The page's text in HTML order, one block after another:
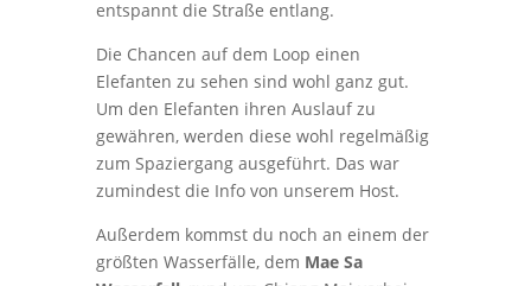
entspannt die Straße entlang.
Die Chancen auf dem Loop einen
Elefanten zu sehen sind wohl ganz gut.
Um den Elefanten ihren Auslauf zu
gewähren, werden diese wohl regelmäßig
zum Spaziergang ausgeführt. Das war
zumindest die Info von unserem Host.
Außerdem kommst du noch an einem der
größten Wasserfälle, dem Mae Sa